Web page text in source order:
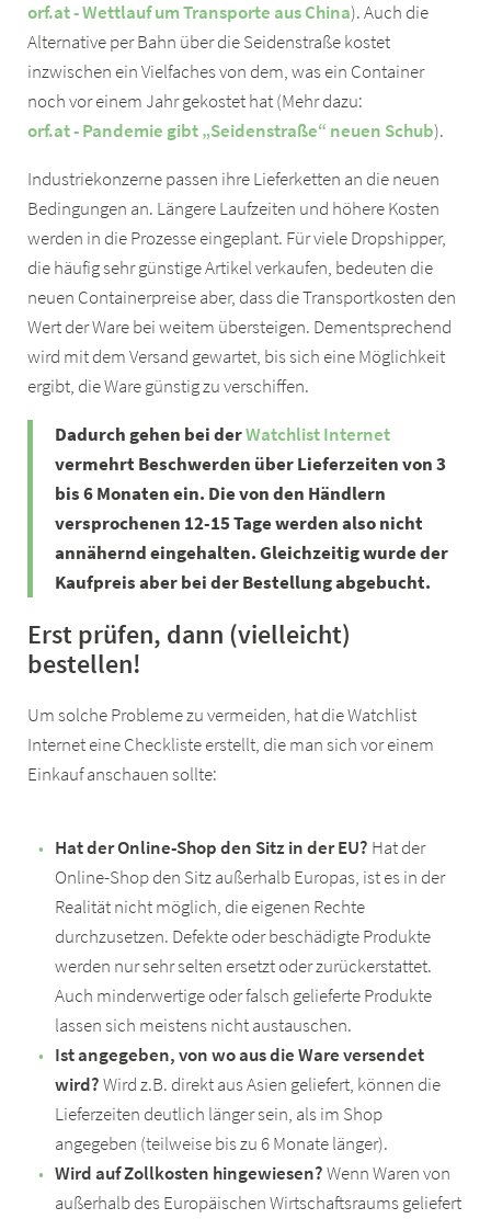
orf.at - Wettlauf um Transporte aus China). Auch die
Alternative per Bahn über die Seidenstraße kostet
inzwischen ein Vielfaches von dem, was ein Container
noch vor einem Jahr gekostet hat (Mehr dazu:
orf.at - Pandemie gibt „Seidenstraße“ neuen Schub).
Industriekonzerne passen ihre Lieferketten an die neuen
Bedingungen an. Längere Laufzeiten und höhere Kosten
werden in die Prozesse eingeplant. Für viele Dropshipper,
die häufig sehr günstige Artikel verkaufen, bedeuten die
neuen Containerpreise aber, dass die Transportkosten den
Wert der Ware bei weitem übersteigen. Dementsprechend
wird mit dem Versand gewartet, bis sich eine Möglichkeit
ergibt, die Ware günstig zu verschiffen.
Dadurch gehen bei derWatchlist Internet
vermehrt Beschwerden über Lieferzeiten von 3
bis 6 Monaten ein. Die von den Händlern
versprochenen 12-15 Tage werden also nicht
annähernd eingehalten. Gleichzeitig wurde der
Kaufpreis aber bei der Bestellung abgebucht.
Erst prüfen, dann (vielleicht)
bestellen!
Um solche Probleme zu vermeiden, hat die Watchlist
Internet eine Checkliste erstellt, die man sich vor einem
Einkauf anschauen sollte:
Hat der Online-Shop den Sitz in der EU? Hat der
Online-Shop den Sitz außerhalb Europas, ist es in der
Realität nicht möglich, die eigenen Rechte
durchzusetzen. Defekte oder beschädigte Produkte
werden nur sehr selten ersetzt oder zurückerstattet.
Auch minderwertige oder falsch gelieferte Produkte
lassen sich meistens nicht austauschen.
Ist angegeben, von wo aus die Ware versendet
wird?Wird z.B. direkt aus Asien geliefert, können die
Lieferzeiten deutlich länger sein, als im Shop
angegeben (teilweise bis zu 6 Monate länger).
Wird auf Zollkosten hingewiesen?Wenn Waren von
außerhalb des Europäischen Wirtschaftsraums geliefert